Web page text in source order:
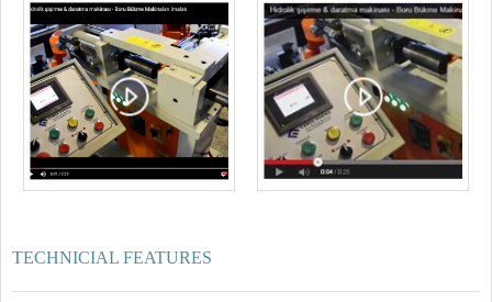
TECHNICIAL FEATURES